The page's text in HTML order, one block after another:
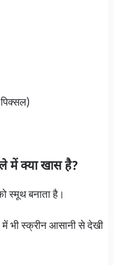
में क्या खास है?
स्मूथ बनाता है।
भी स्क्रीन आसानी से देखी